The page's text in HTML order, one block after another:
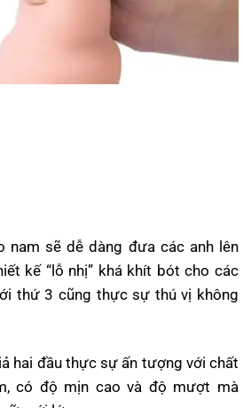
nam sẽ dễ dàng đưa các anh lên
kế “lỗ nhị” khá khít bót cho các
thứ 3 cũng thực sự thú vị không
hai đầu thực sự ấn tượng với chất
có độ mịn cao và độ mượt mà